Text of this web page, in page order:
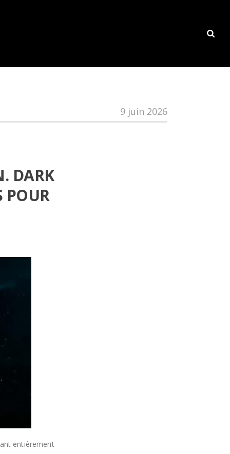
9 juin 2026
DARK
POUR
entièrement